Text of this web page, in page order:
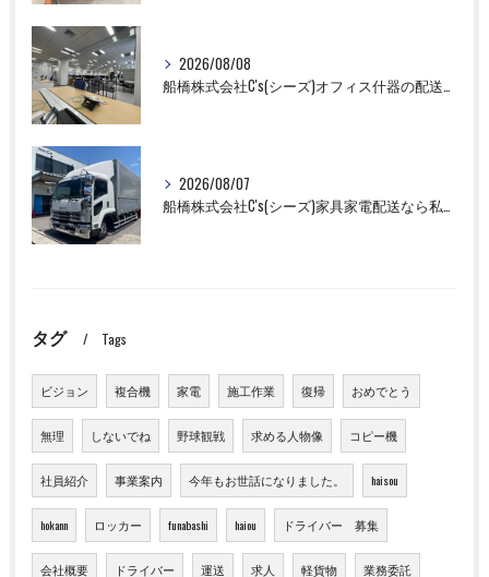
2026/08/08
船橋株式会社C's(シーズ)オフィス什器の配送設置作業ならお任せください！
2026/08/07
船橋株式会社C's(シーズ)家具家電配送なら私たちにお任せください！
タグ Tags
ビジョン 複合機 家電 施工作業 復帰 おめでとう
無理 しないでね 野球観戦 求める人物像 コピー機
社員紹介 事業案内 今年もお世話になりました。 haisou
hokann ロッカー funabashi haiou ドライバー 募集
会社概要 ドライバー 運送 求人 軽貨物 業務委託